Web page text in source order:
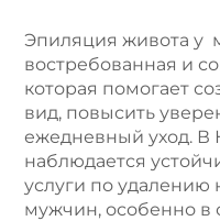
Эпиляция живота у
востребованная и
которая помогает
вид, повысить
ежедневный уход. В
наблюдается
услуги по удалению
мужчин, особенно в